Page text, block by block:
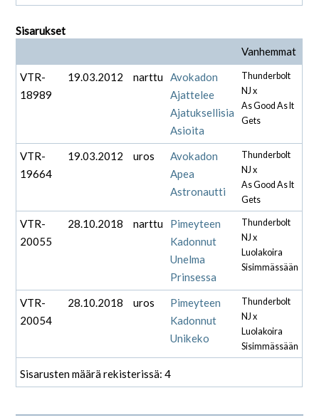
Sisarukset
Vanhemmat
VTR-
18989
19.03.2012 narttu Avokadon
Ajattelee
Ajatuksellisia
Asioita
Thunderbolt
NJ x
As Good As It
Gets
VTR-
19664
19.03.2012 uros
Avokadon
Apea
Astronautti
Thunderbolt
NJ x
As Good As It
Gets
VTR-
20055
28.10.2018 narttu
Pimeyteen
Kadonnut
Unelma
Prinsessa
Thunderbolt
NJ x
Luolakoira
Sisimmässään
VTR-
20054
28.10.2018 uros
Pimeyteen
Kadonnut
Unikeko
Thunderbolt
NJ x
Luolakoira
Sisimmässään
Sisarusten määrä rekisterissä: 4